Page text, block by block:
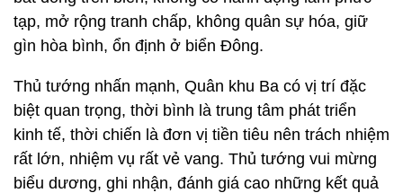
tạp, mở rộng tranh chấp, không quân sự hóa, giữ
gìn hòa bình, ổn định ở biển Đông.
Thủ tướng nhấn mạnh, Quân khu Ba có vị trí đặc
biệt quan trọng, thời bình là trung tâm phát triển
kinh tế, thời chiến là đơn vị tiền tiêu nên trách nhiệm
rất lớn, nhiệm vụ rất vẻ vang. Thủ tướng vui mừng
biểu dương, ghi nhận, đánh giá cao những kết quả